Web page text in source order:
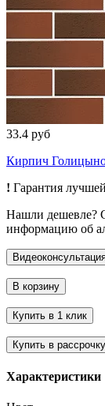
33.4 руб
Кирпич
! Гарантия
Нашли дешевле?
информацию об
Характеристики